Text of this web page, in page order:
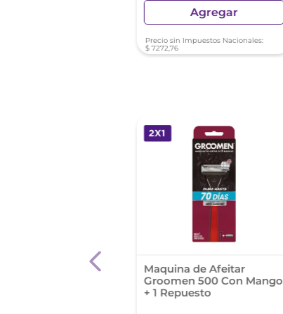
Agregar
Precio sin Impuestos Nacionales:
$ 7272,76
Depimiel
Maquina de Afeitar
Groomen 500 Con Mango
+ 1 Repuesto